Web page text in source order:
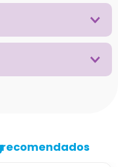
recomendados